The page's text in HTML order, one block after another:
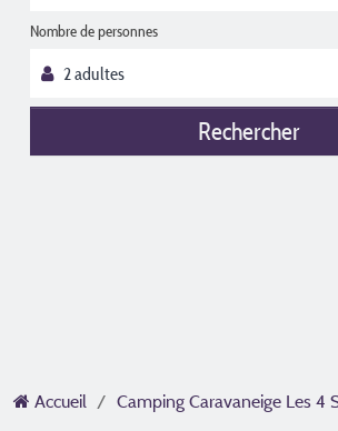
Nombre de personnes
Rechercher
Accueil Camping Caravaneige Les 4